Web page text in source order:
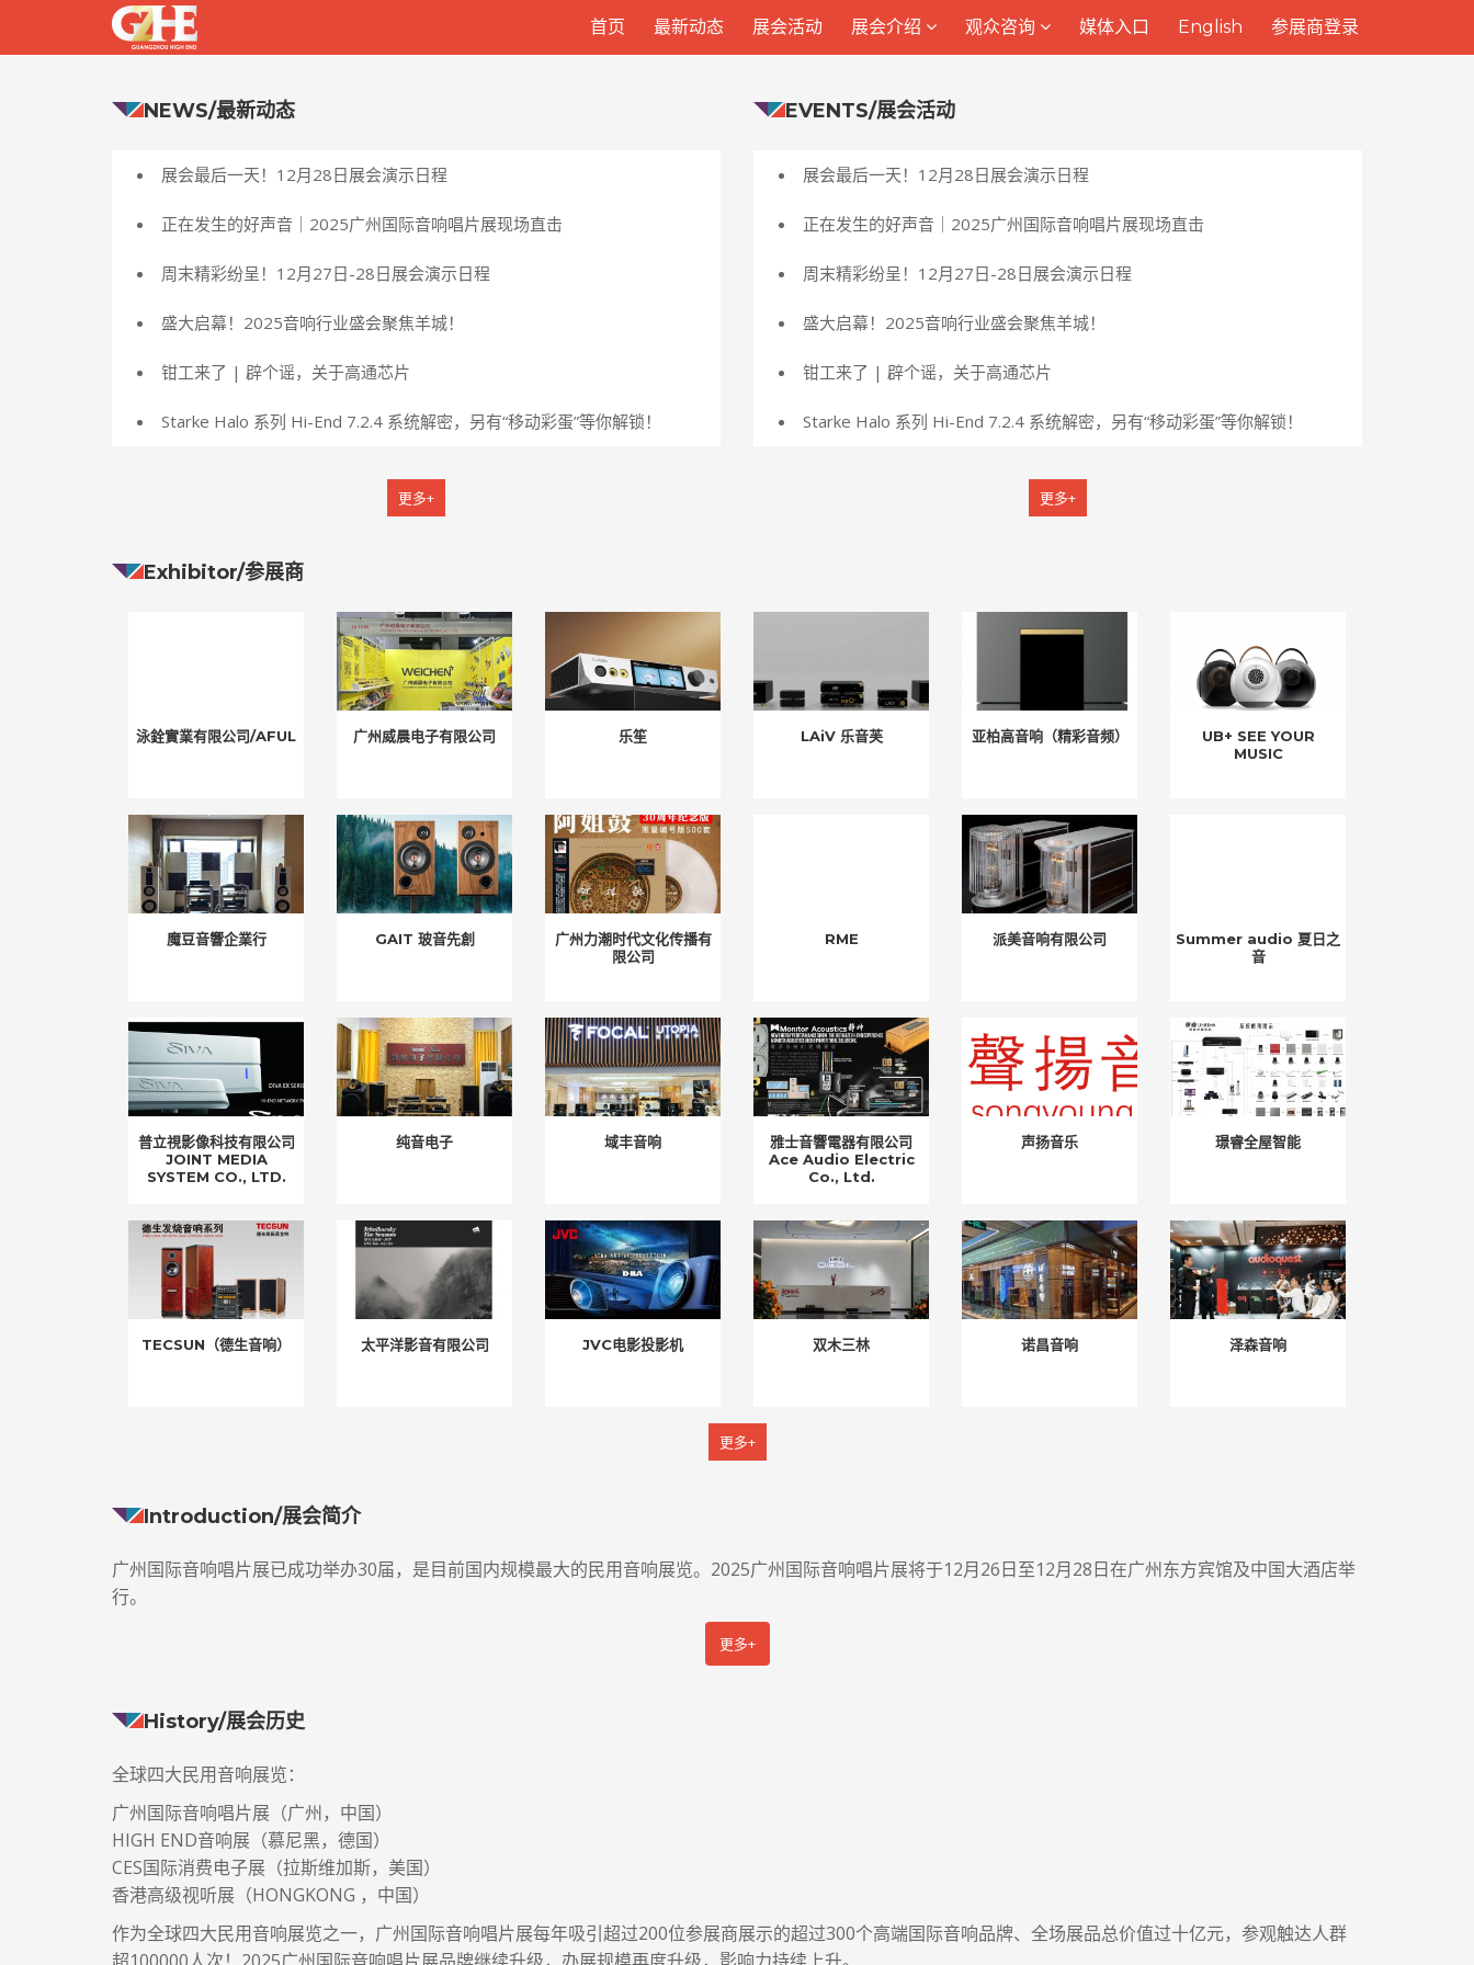
首页 最新动态 展会活动 展会介绍 观众咨询 媒体入口 English 参展商登录
NEWS/最新动态
展会最后一天！12月28日展会演示日程
正在发生的好声音｜2025广州国际音响唱片展现场直击
周末精彩纷呈！12月27日-28日展会演示日程
盛大启幕！2025音响行业盛会聚焦羊城！
钳工来了 | 辟个谣，关于高通芯片
Starke Halo 系列 Hi-End 7.2.4 系统解密，另有“移动彩蛋”等你解锁！
更多+
EVENTS/展会活动
展会最后一天！12月28日展会演示日程
正在发生的好声音｜2025广州国际音响唱片展现场直击
周末精彩纷呈！12月27日-28日展会演示日程
盛大启幕！2025音响行业盛会聚焦羊城！
钳工来了 | 辟个谣，关于高通芯片
Starke Halo 系列 Hi-End 7.2.4 系统解密，另有“移动彩蛋”等你解锁！
更多+
Exhibitor/参展商
泳銓實業有限公司/AFUL 广州威晨电子有限公司 乐笙 LAiV 乐音芙 亚柏高音响（精彩音频）
UB+ SEE YOUR
MUSIC
魔豆音響企業行 GAIT 玻音先創
广州力潮时代文化传播有
限公司
RME 派美音响有限公司
Summer audio 夏日之
音
普立視影像科技有限公司
JOINT MEDIA
SYSTEM CO., LTD.
纯音电子 域丰音响
雅士音響電器有限公司
Ace Audio Electric
Co., Ltd.
声扬音乐 璟睿全屋智能
TECSUN（德生音响） 太平洋影音有限公司 JVC电影投影机 双木三林 诺昌音响 泽森音响
更多+
Introduction/展会简介
广州国际音响唱片展已成功举办30届，是目前国内规模最大的民用音响展览。2025广州国际音响唱片展将于12月26日至12月28日在广州东方宾馆及中国大酒店举
行。
更多+
History/展会历史
全球四大民用音响展览：
广州国际音响唱片展（广州，中国）
HIGH END音响展（慕尼黑，德国）
CES国际消费电子展（拉斯维加斯，美国）
香港高级视听展（HONGKONG ，中国）
作为全球四大民用音响展览之一，广州国际音响唱片展每年吸引超过200位参展商展示的超过300个高端国际音响品牌、全场展品总价值过十亿元，参观触达人群
首页 最新动态 展会活动 展会介绍 观众咨询 媒体入口 English 参展商登录